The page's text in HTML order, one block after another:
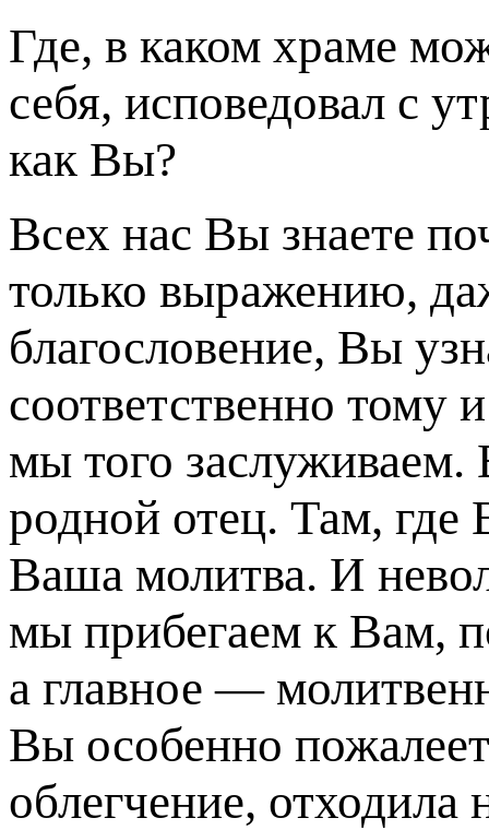
Где, в каком храме
себя, исповедовал с
как Вы?
Всех нас Вы знаете
только выражению,
благословение, Вы
соответственно тому
мы того заслуживаем.
родной отец. Там,
Ваша молитва. И
мы прибегаем к Вам,
а главное —
Вы особенно
облегчение, отходила